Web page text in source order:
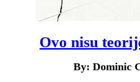
Ovo nisu
By: Dominic